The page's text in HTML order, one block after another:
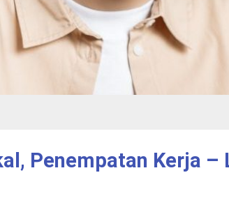
Penempatan Kerja –